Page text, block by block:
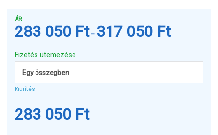
ÁR
283 050 Ft – 317 050 FtÁrtartomány:
-
050 Ft
Fizetés ütemezése
Egy összegben
Kiürítés
283 050 Ft